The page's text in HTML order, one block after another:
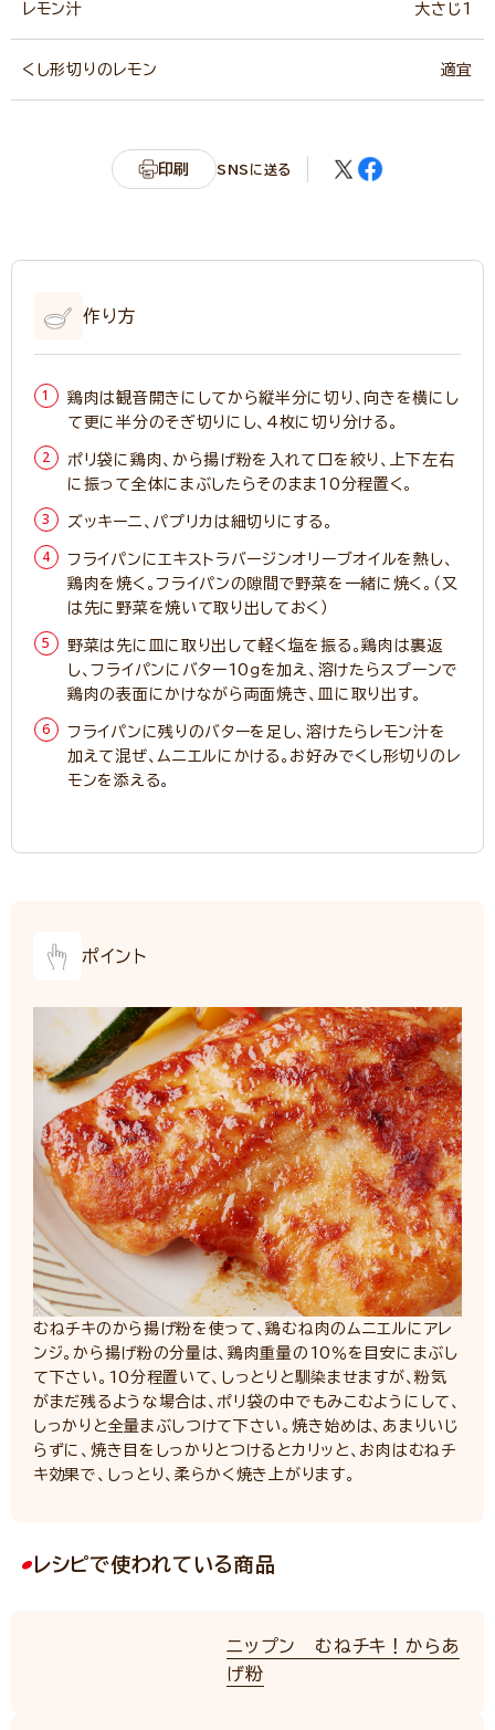
レモン汁 大さじ1
くし形切りのレモン 適宜
印刷 SNSに送る
作り方
鶏肉は観音開きにしてから縦半分に切り、向きを横にし
て更に半分のそぎ切りにし、4枚に切り分ける。
ポリ袋に鶏肉、から揚げ粉を入れて口を絞り、上下左右
に振って全体にまぶしたらそのまま10分程置く。
ズッキーニ、パプリカは細切りにする。
フライパンにエキストラバージンオリーブオイルを熱し、
鶏肉を焼く。フライパンの隙間で野菜を一緒に焼く。（又
は先に野菜を焼いて取り出しておく）
野菜は先に皿に取り出して軽く塩を振る。鶏肉は裏返
し、フライパンにバター10ｇを加え、溶けたらスプーンで
鶏肉の表面にかけながら両面焼き、皿に取り出す。
フライパンに残りのバターを足し、溶けたらレモン汁を
加えて混ぜ、ムニエルにかける。お好みでくし形切りのレ
モンを添える。
ポイント
むねチキのから揚げ粉を使って、鶏むね肉のムニエルにアレ
ンジ。から揚げ粉の分量は、鶏肉重量の10％を目安にまぶし
て下さい。10分程置いて、しっとりと馴染ませますが、粉気
がまだ残るような場合は、ポリ袋の中でもみこむようにして、
しっかりと全量まぶしつけて下さい。焼き始めは、あまりいじ
らずに、焼き目をしっかりとつけるとカリッと、お肉はむねチ
キ効果で、しっとり、柔らかく焼き上がります。
レシピで使われている商品
ニップン むねチキ！からあ
げ粉